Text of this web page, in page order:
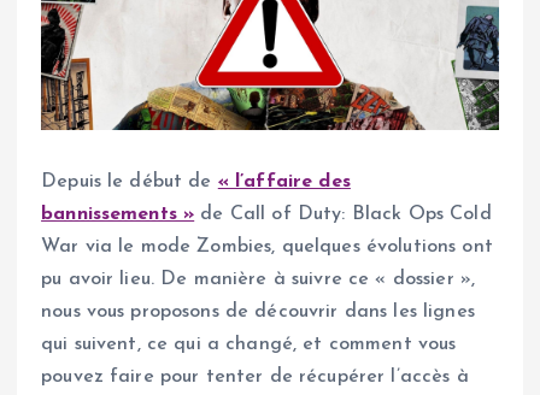
Depuis le début de « l’affaire des
bannissements » de Call of Duty: Black Ops Cold
War via le mode Zombies, quelques évolutions ont
pu avoir lieu. De manière à suivre ce « dossier »,
nous vous proposons de découvrir dans les lignes
qui suivent, ce qui a changé, et comment vous
pouvez faire pour tenter de récupérer l’accès à